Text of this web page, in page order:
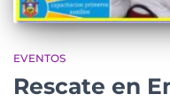
EVENTOS
Rescate en